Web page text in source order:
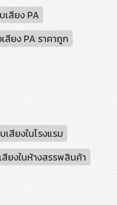
เสียง PA
เสียง PA ราคาถูก
เสียงในโรงแรม
สียงในห้างสรรพสินค้า